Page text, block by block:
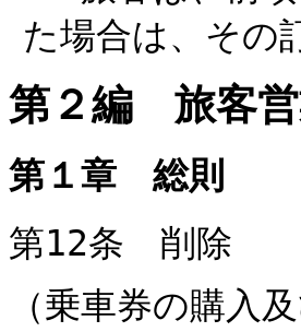
た場合は、その
第２編 旅客
第１章 総則
第12条 削除
（乗車券の購入